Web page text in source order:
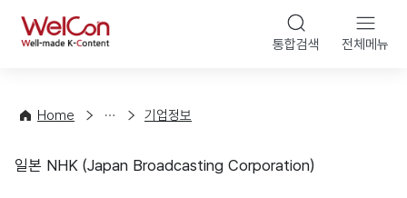
WelCon 통합검색 전체메뉴
Home
컨
팅
해
기
정
기업정보
기업정보
일본 NHK (Japan Broadcasting Corporation)